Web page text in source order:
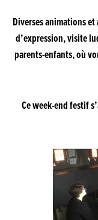
Diverses animations
d’expression, visite
parents-enfants, où
Ce week-end festif